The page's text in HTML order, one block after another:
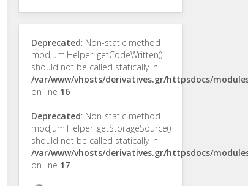
Deprecated: Non-static method
modJumiHelper::getCodeWritten()
should not be called statically in
/var/www/vhosts/derivatives.gr/httpsdocs/
on line 16
Deprecated: Non-static method
modJumiHelper::getStorageSource()
should not be called statically in
/var/www/vhosts/derivatives.gr/httpsdocs/
on line 17